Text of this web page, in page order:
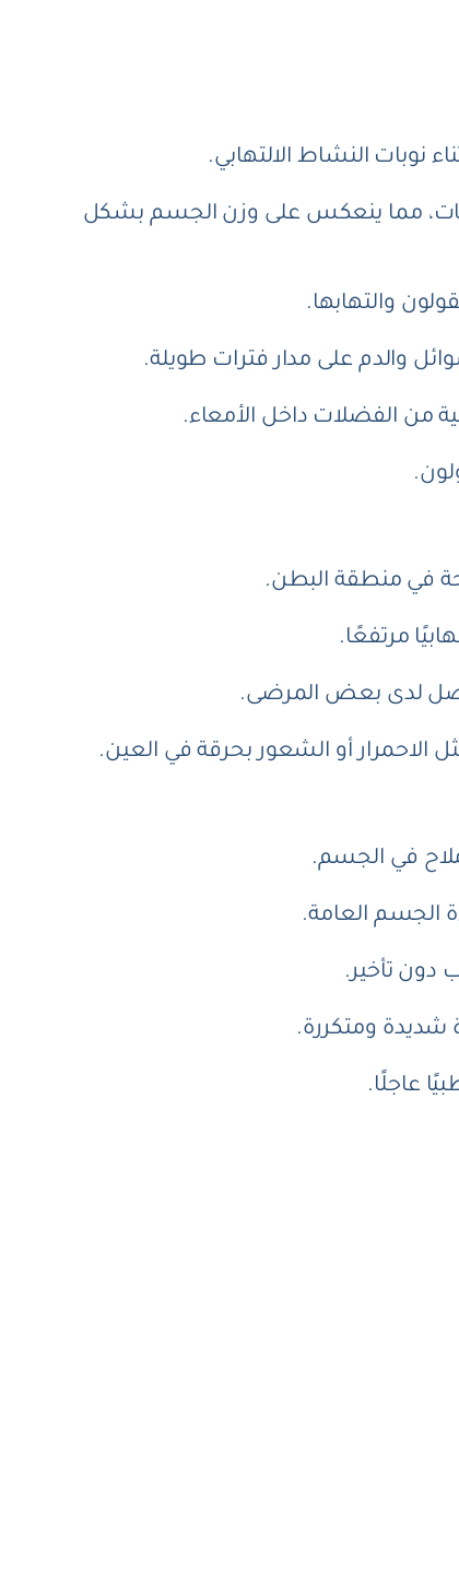
نوبات النشاط الالتهابي.
مما ينعكس على وزن الجسم بشكل
والتهابها.
والدم على مدار فترات طويلة.
من الفضلات داخل الأمعاء.
في منطقة البطن.
مرتفعًا.
لدى بعض المرضى.
الاحمرار أو الشعور بحرقة في العين.
في الجسم.
الجسم العامة.
دون تأخير.
شديدة ومتكررة.
عاجلًا.